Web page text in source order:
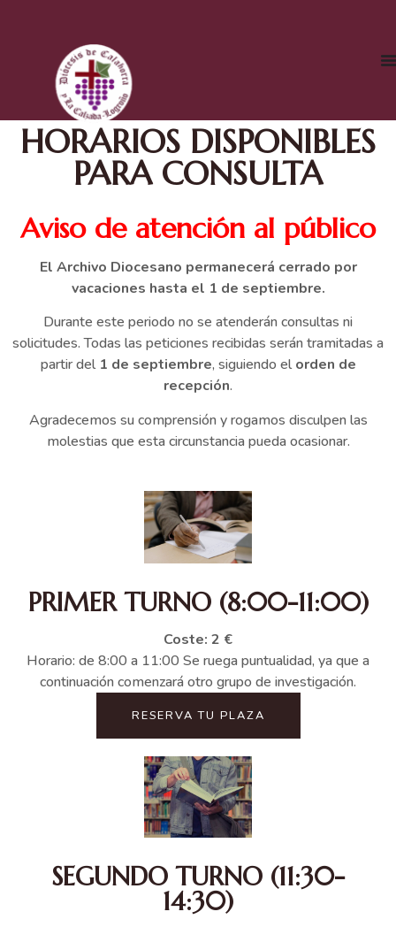
HORARIOS DISPONIBLES
PARA CONSULTA
Aviso de atención al público
El Archivo Diocesano permanecerá cerrado por
vacaciones hasta el 1 de septiembre.
Durante este periodo no se atenderán consultas ni
solicitudes. Todas las peticiones recibidas serán tramitadas a
partir del 1 de septiembre, siguiendo elorden de
recepción.
Agradecemos su comprensión y rogamos disculpen las
molestias que esta circunstancia pueda ocasionar.
PRIMER TURNO (8:00-11:00)
Coste: 2 €
Horario: de 8:00 a 11:00 Se ruega puntualidad, ya que a
continuación comenzará otro grupo de investigación.
RESERVA TU PLAZA
SEGUNDO TURNO (11:30-
14:30)